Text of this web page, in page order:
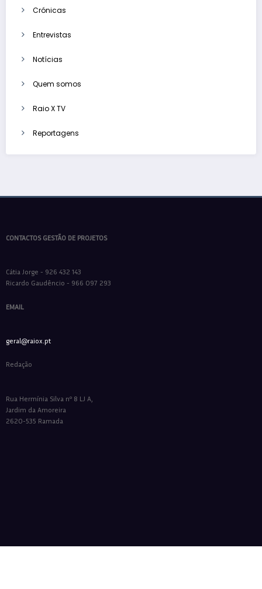
Crónicas
Entrevistas
Notícias
Quem somos
Raio X TV
Reportagens
CONTACTOS GESTÃO DE PROJETOS
Cátia Jorge - 926 432 143
Ricardo Gaudêncio - 966 097 293
EMAIL
geral@raiox.pt
Redação
Rua Hermínia Silva nº 8 LJ A,
Jardim da Amoreira
2620-535 Ramada